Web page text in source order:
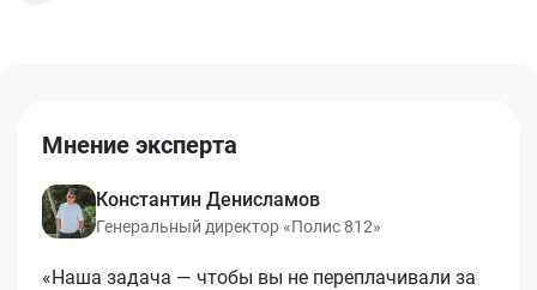
Мнение эксперта
Константин Денисламов
Генеральный директор «Полис 812»
«Наша задача — чтобы вы не переплачивали за